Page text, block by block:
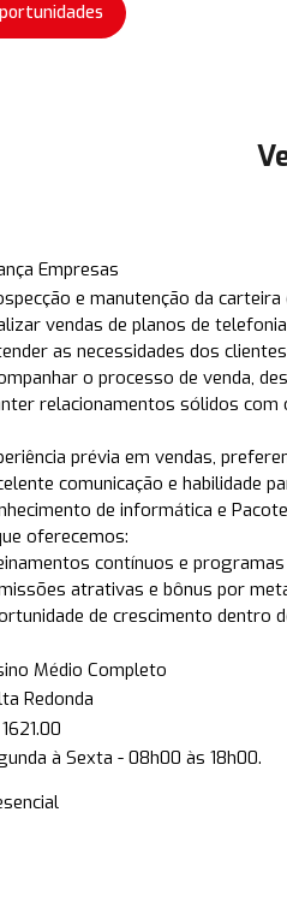
Empresas
e manutenção da
vendas de planos de
as necessidades dos
o processo de venda,
relacionamentos sólidos
prévia em vendas,
comunicação e habilidade
de informática e
oferecemos:
contínuos e
atrativas e bônus por
de crescimento dentro
Médio Completo
Redonda
à Sexta - 08h00 às 18h00.